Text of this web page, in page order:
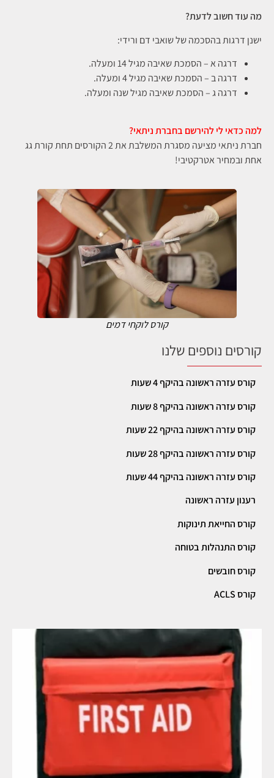
מה עוד חשוב לדעת?
ישנן דרגות בהסכמה של שואבי דם ורידי:
דרגה א – הסמכת שאיבה מגיל 14 ומעלה.
דרגה ב – הסמכת שאיבה מגיל 4 ומעלה.
דרגה ג – הסמכת שאיבה מגיל שנה ומעלה.
למה כדאי לי להירשם בחברת ניתאי?
חברת ניתאי מציעה מסגרת המשלבת את 2 הקורסים תחת קורת גג
אחת ובמחיר אטרקטיבי!
קורס לוקחי דמים
קורסים נוספים שלנו
קורס עזרה ראשונה בהיקף 4 שעות
קורס עזרה ראשונה בהיקף 8 שעות
קורס עזרה ראשונה בהיקף 22 שעות
קורס עזרה ראשונה בהיקף 28 שעות
קורס עזרה ראשונה בהיקף 44 שעות
רענון עזרה ראשונה
קורס החייאת תינוקות
קורס התנהלות בטוחה
קורס חובשים
קורס ACLS